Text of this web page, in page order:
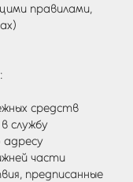
правилами,
средств
службу
адресу
части
предписанные